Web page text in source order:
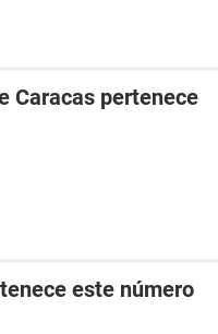
Caracas pertenece
este número